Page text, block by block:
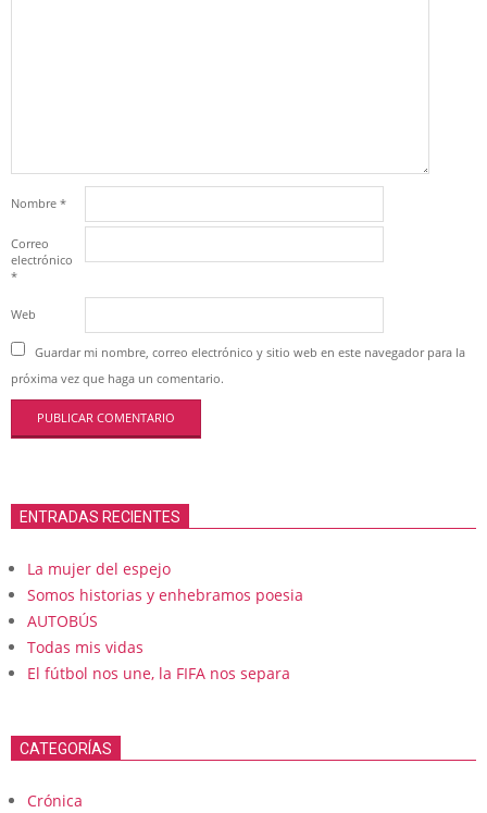
Nombre *
Correo
electrónico
*
Web
Guardar mi nombre, correo electrónico y sitio web en este navegador para la
próxima vez que haga un comentario.
ENTRADAS RECIENTES
La mujer del espejo
Somos historias y enhebramos poesia
AUTOBÚS
Todas mis vidas
El fútbol nos une, la FIFA nos separa
CATEGORÍAS
Crónica